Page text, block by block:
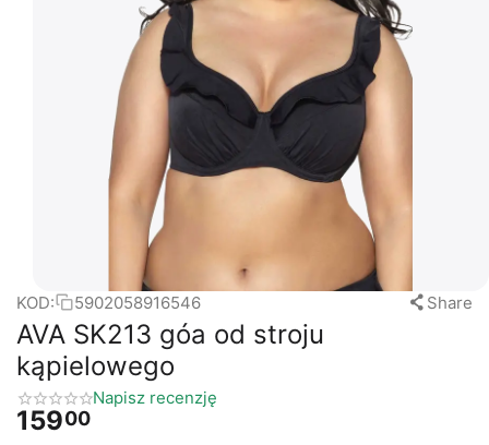
KOD: 5902058916546 Share
AVA SK213 góa od stroju
kąpielowego
Napisz recenzję
15900